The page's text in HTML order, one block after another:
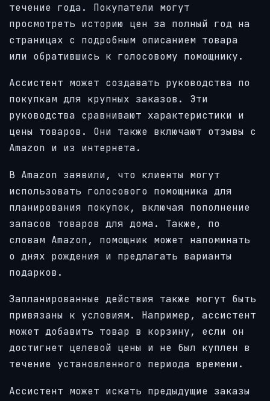
течение года. Покупатели могут
просмотреть историю цен за полный год на
страницах с подробным описанием товара
или обратившись к голосовому помощнику.
Ассистент может создавать руководства по
покупкам для крупных заказов. Эти
руководства сравнивают характеристики и
цены товаров. Они также включают отзывы с
Amazon и из интернета.
В Amazon заявили, что клиенты могут
использовать голосового помощника для
планирования покупок, включая пополнение
запасов товаров для дома. Также, по
словам Amazon, помощник может напоминать
о днях рождения и предлагать варианты
подарков.
Запланированные действия также могут быть
привязаны к условиям. Например, ассистент
может добавить товар в корзину, если он
достигнет целевой цены и не был куплен в
течение установленного периода времени.
Ассистент может искать предыдущие заказы